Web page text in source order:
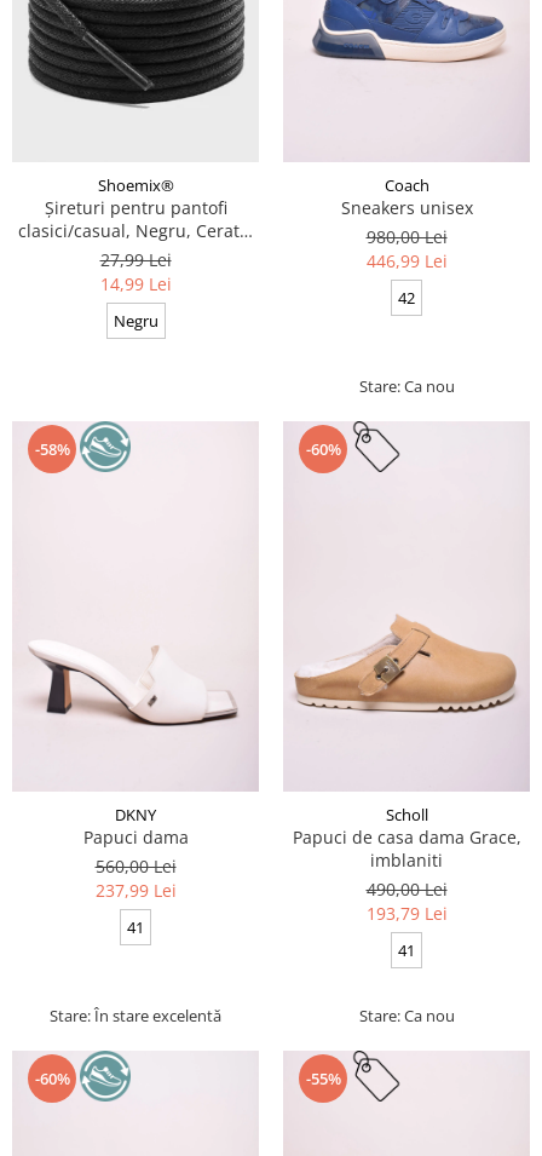
Shoemix®
Șireturi pentru pantofi
clasici/casual, Negru, Cerate,
Calitate premium, 110 cm x
0.3 cm
27,99 Lei
14,99 Lei
Negru
Coach
Sneakers unisex
980,00 Lei
446,99 Lei
42
Stare: Ca nou
-58%
DKNY
Papuci dama
560,00 Lei
237,99 Lei
41
Stare: În stare excelentă
-60%
Scholl
Papuci de casa dama Grace,
imblaniti
490,00 Lei
193,79 Lei
41
Stare: Ca nou
-60% -55%